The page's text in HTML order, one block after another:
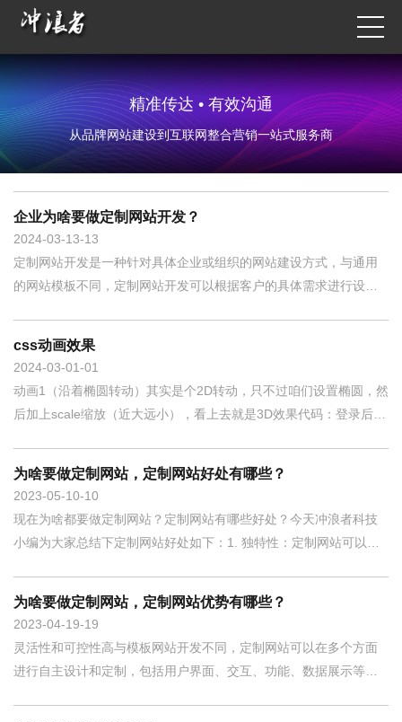
精准传达 • 有效沟通
从品牌网站建设到互联网整合营销一站式服务商
13
2024-03-13
企业为啥要做定制网站开发？
定制网站开发是一种针对具体企业或组织的网站建设方式，与通用
的网站模板不同，定制网站开发可以根据客户的具体需求进行设计
以根据客户的具体需求进行设计和开发，可以满足特定的需求和功
01
2024-03-01
css动画效果
动画1（沿着椭圆转动）其实是个2D转动，只不过咱们设置椭圆，然
后加上scale缩放（近大远小），看上去就是3D效果代码：登录后复
content=&
10
2023-05-10
为啥要做定制网站，定制网站好处有哪些？
现在为啥都要做定制网站？定制网站有哪些好处？今天冲浪者科技
小编为大家总结下定制网站好处如下：1. 独特性：定制网站可以满
的，能够提供更专业的网站建设服务。3. 可扩展性：定制网站可以
19
2023-04-19
为啥要做定制网站，定制网站优势有哪些？
灵活性和可控性高与模板网站开发不同，定制网站可以在多个方面
进行自主设计和定制，包括用户界面、交互、功能、数据展示等。